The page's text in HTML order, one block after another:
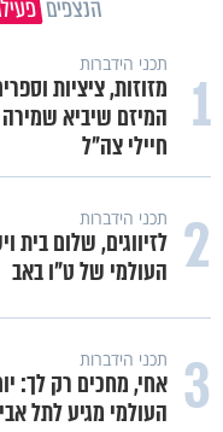
הנצפים
1 תכני הידברות
מזוזות, ציציות
המיזם שיביא שמירה
חיילי צה"ל
2 תכני הידברות
לזיווגים, שלום בית
העולמי של ט"ו באב
3 תכני הידברות
אחי, מחכים רק לך:
העולמי מגיע לתל